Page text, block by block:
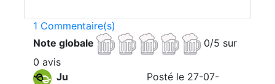
1 Commentaire(s)
Note globale
0/5 sur
0 avis
Ju
Posté le 27-07-